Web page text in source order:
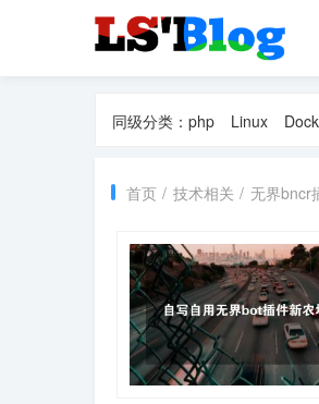
同级分类： php Linux
首页 / 技术相关 / 无界bncr